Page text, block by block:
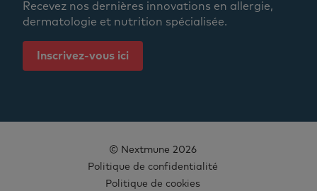
Recevez nos dernières innovations en allergie,
dermatologie et nutrition spécialisée.
Inscrivez-vous ici
© Nextmune 2026
Politique de confidentialité
Politique de cookies